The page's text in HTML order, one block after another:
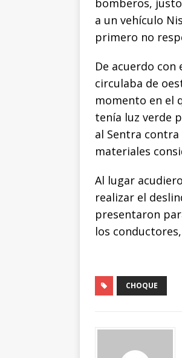
bomberos,
a un vehículo
primero no
De acuerdo
circulaba de
momento en el
tenía luz verde
al Sentra
materiales
Al lugar
realizar el
presentaron
los
CHOQUE